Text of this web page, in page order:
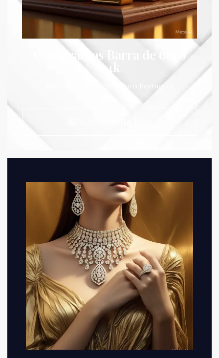
Compramos Barra de ouro
24k
Moedas de Ouro 22k e Ouro Português